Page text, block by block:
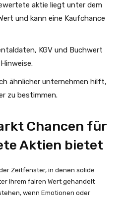
aktie liegt unter dem
und kann eine Kaufchance
KGV und Buchwert
ähnlicher unternehmen hilft,
zu bestimmen.
Chancen für
Aktien bietet
Zeitfenster, in denen solide
ihrem fairen Wert gehandelt
wenn Emotionen oder